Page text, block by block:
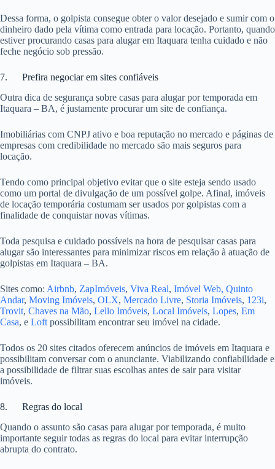
Dessa forma, o golpista consegue obter o valor desejado e sumir com o
dinheiro dado pela vítima como entrada para locação. Portanto, quando
estiver procurando casas para alugar em Itaquara tenha cuidado e não
feche negócio sob pressão.
7. Prefira negociar em sites confiáveis
Outra dica de segurança sobre casas para alugar por temporada em
Itaquara – BA, é justamente procurar um site de confiança.
Imobiliárias com CNPJ ativo e boa reputação no mercado e páginas de
empresas com credibilidade no mercado são mais seguros para
locação.
Tendo como principal objetivo evitar que o site esteja sendo usado
como um portal de divulgação de um possível golpe. Afinal, imóveis
de locação temporária costumam ser usados por golpistas com a
finalidade de conquistar novas vítimas.
Toda pesquisa e cuidado possíveis na hora de pesquisar casas para
alugar são interessantes para minimizar riscos em relação à atuação de
golpistas em Itaquara – BA.
Sites como: Airbnb, ZapImóveis, Viva Real, Imóvel Web, Quinto
Andar, Moving Imóveis, OLX, Mercado Livre, Storia Imóveis, 123i,
Trovit, Chaves na Mão, Lello Imóveis, Local Imóveis, Lopes, Em
Casa, e Loft possibilitam encontrar seu imóvel na cidade.
Todos os 20 sites citados oferecem anúncios de imóveis em Itaquara e
possibilitam conversar com o anunciante. Viabilizando confiabilidade e
a possibilidade de filtrar suas escolhas antes de sair para visitar
imóveis.
8. Regras do local
Quando o assunto são casas para alugar por temporada, é muito
importante seguir todas as regras do local para evitar interrupção
abrupta do contrato.